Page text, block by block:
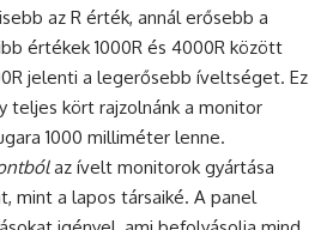
az R érték, annál erősebb a
értékek 1000R és 4000R között
jelenti a legerősebb íveltséget. Ez
teljes kört rajzolnánk a monitor
1000 milliméter lenne.
az ívelt monitorok gyártása
mint a lapos társaiké. A panel